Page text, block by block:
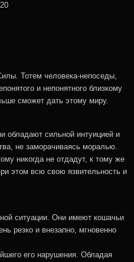
Тотем человека-непоседы,
и непонятного близкому
сможет дать этому миру.
обладают сильной интуицией и
не заморачиваясь моралью.
никогда не отдадут, к тому же
этом всю свою язвительность и
ситуации. Они имеют кошачьи
резко и внезапно, мгновенно
его нарушения. Обладая